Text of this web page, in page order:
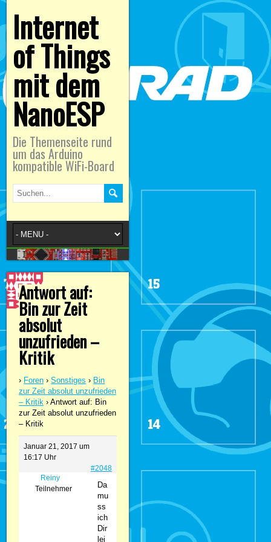
Internet
of Things
mit dem
NanoESP
Die Themenseite rund
um das Arduino
kompatible WiFi-Board
Antwort auf:
Bin zur Zeit
absolut
unzufrieden –
Kritik
› Foren › Sonstiges › Bin
zur Zeit absolut unzufrieden
– Kritik › Antwort auf: Bin
zur Zeit absolut unzufrieden
– Kritik
Januar 21, 2017 um
16:17 Uhr
#2048
Reiny
Teilnehmer
Da
mu
ss
ich
Dir
lei